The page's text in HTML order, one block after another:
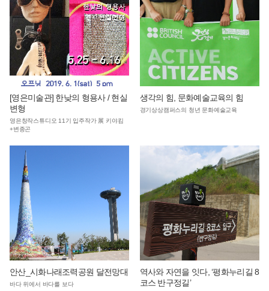
[영은미술관] 한낮의 형용사 / 현실
변형
영은창작스튜디오 11기 입주작가 展 키야킴
+변종곤
생각의 힘, 문화예술교육의 힘
경기상상캠퍼스의 청년 문화예술교육
안산_시화나래조력공원 달전망대
바다 위에서 바다를 보다
역사와 자연을 잇다, ‘평화누리길 8
코스 반구정길’